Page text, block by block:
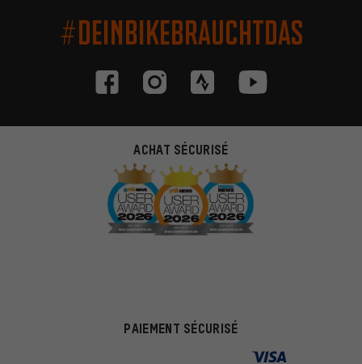
#DEINBIKEBRAUCHTDAS
ACHAT SÉCURISÉ
PAIEMENT SÉCURISÉ